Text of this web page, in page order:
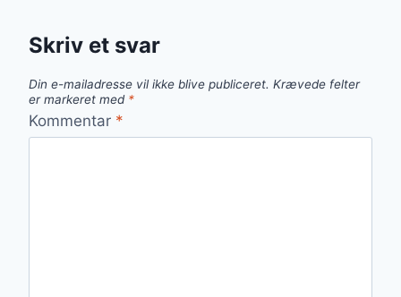
Skriv et svar
Din e-mailadresse vil ikke blive publiceret. Krævede felter
er markeret med *
Kommentar *